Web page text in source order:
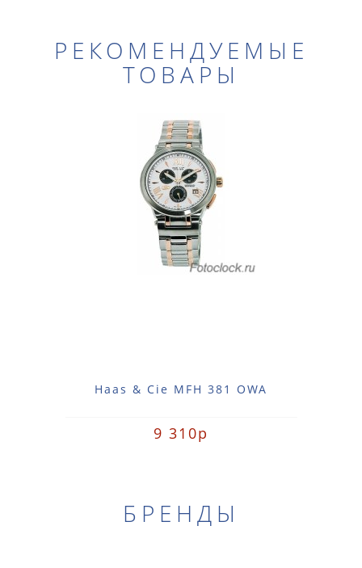
РЕКОМЕНДУЕМЫЕ
ТОВАРЫ
Haas & Cie MFH 381 OWA
9 310р
БРЕНДЫ